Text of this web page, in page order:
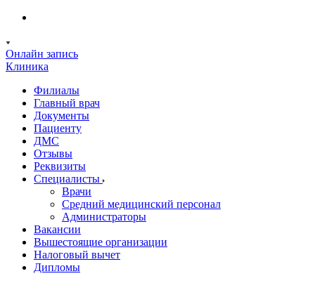
Онлайн запись
Клиника
Филиалы
Главный врач
Документы
Пациенту
ДМС
Отзывы
Реквизиты
Специалисты
Врачи
Средний медицинский персонал
Администраторы
Вакансии
Вышестоящие организации
Налоговый вычет
Дипломы